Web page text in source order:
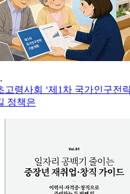
고령사회 ‘제1차 국가인구전
정책은